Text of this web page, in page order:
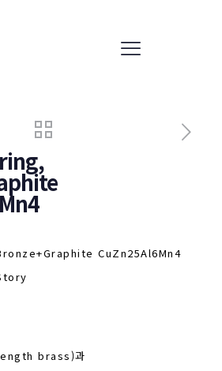
CuZn25Al6Mn4
brass)과